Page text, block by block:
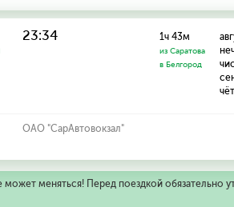
23:34 1ч 43м
из Саратова
в Белгород
ОАО "СарАвтовокзал"
может меняться! Перед поездкой обязательно